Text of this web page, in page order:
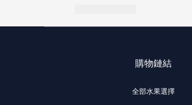
購物鏈結
全部水果選擇